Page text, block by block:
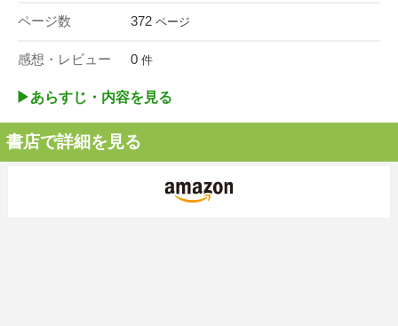
ページ数 372 ページ
感想・レビュー 0 件
▶︎あらすじ・内容を見る
書店で詳細を見る